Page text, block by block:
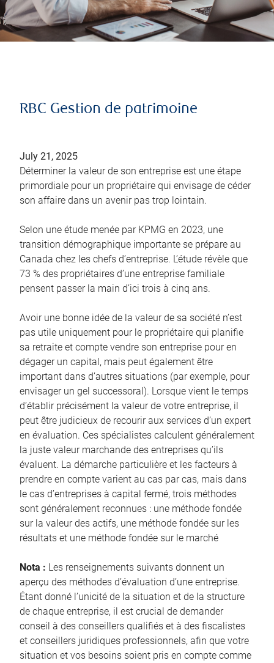
RBC Gestion de patrimoine
July 21, 2025
Déterminer la valeur de son entreprise est une étape
primordiale pour un propriétaire qui envisage de céder
son affaire dans un avenir pas trop lointain.
Selon une étude menée par KPMG en 2023, une
transition démographique importante se prépare au
Canada chez les chefs d’entreprise. L’étude révèle que
73 % des propriétaires d’une entreprise familiale
pensent passer la main d’ici trois à cinq ans.
Avoir une bonne idée de la valeur de sa société n’est
pas utile uniquement pour le propriétaire qui planifie
sa retraite et compte vendre son entreprise pour en
dégager un capital, mais peut également être
important dans d’autres situations (par exemple, pour
envisager un gel successoral). Lorsque vient le temps
d’établir précisément la valeur de votre entreprise, il
peut être judicieux de recourir aux services d’un expert
en évaluation. Ces spécialistes calculent généralement
la juste valeur marchande des entreprises qu’ils
évaluent. La démarche particulière et les facteurs à
prendre en compte varient au cas par cas, mais dans
le cas d’entreprises à capital fermé, trois méthodes
sont généralement reconnues : une méthode fondée
sur la valeur des actifs, une méthode fondée sur les
résultats et une méthode fondée sur le marché
Nota : Les renseignements suivants donnent un
aperçu des méthodes d’évaluation d’une entreprise.
Étant donné l’unicité de la situation et de la structure
de chaque entreprise, il est crucial de demander
conseil à des conseillers qualifiés et à des fiscalistes
et conseillers juridiques professionnels, afin que votre
situation et vos besoins soient pris en compte comme